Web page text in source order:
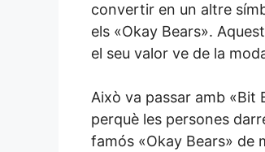
convertir en un altre
els «Okay Bears».
el seu valor ve de la
Això va passar amb «Bit
perquè les persones
famós «Okay Bears» de